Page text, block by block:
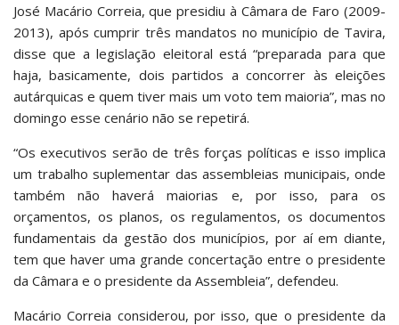
José Macário Correia, que presidiu à Câmara de Faro (2009-
2013), após cumprir três mandatos no município de Tavira,
disse que a legislação eleitoral está “preparada para que
haja, basicamente, dois partidos a concorrer às eleições
autárquicas e quem tiver mais um voto tem maioria”, mas no
domingo esse cenário não se repetirá.
“Os executivos serão de três forças políticas e isso implica
um trabalho suplementar das assembleias municipais, onde
também não haverá maiorias e, por isso, para os
orçamentos, os planos, os regulamentos, os documentos
fundamentais da gestão dos municípios, por aí em diante,
tem que haver uma grande concertação entre o presidente
da Câmara e o presidente da Assembleia”, defendeu.
Macário Correia considerou, por isso, que o presidente da